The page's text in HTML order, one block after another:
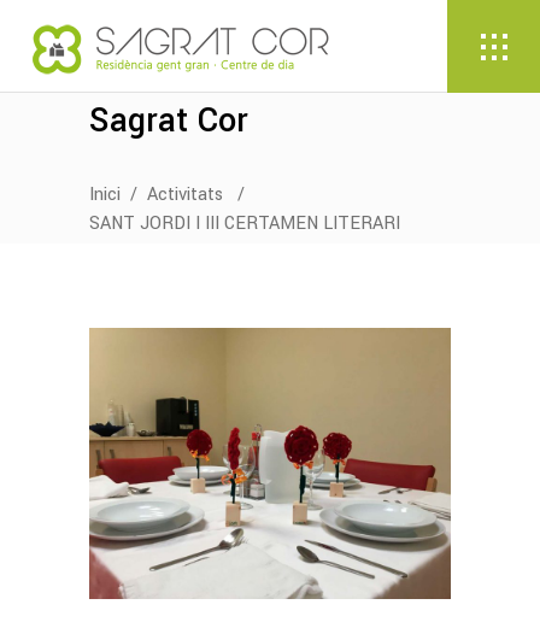
Sagrat Cor
Inici / Activitats
/
SANT JORDI I III CERTAMEN LITERARI